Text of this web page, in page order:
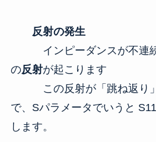
反射の発生
インピーダンスが不連続
の反射が起こります
この反射が「跳ね返り」
で、Sパラメータでいうと
します。